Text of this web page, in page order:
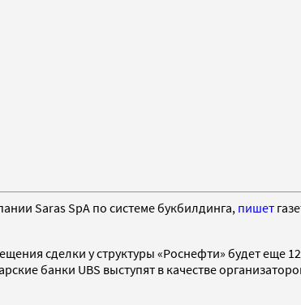
Saras SpA по системе букбилдинга, пишет
сделки у структуры «Роснефти» будет еще
банки UBS выступят в качестве